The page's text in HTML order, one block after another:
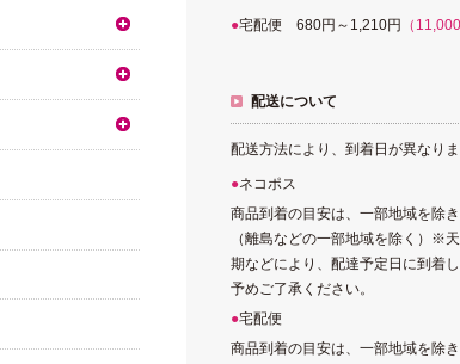
宅配便 680円～1,210円 （
配送について
配送方法により、到着日が異なりま
ネコポス
商品到着の目安は、一部地域を除
（離島などの一部地域を除く）※
期などにより、配達予定日に到着
予めご了承ください。
宅配便
商品到着の目安は、一部地域を除